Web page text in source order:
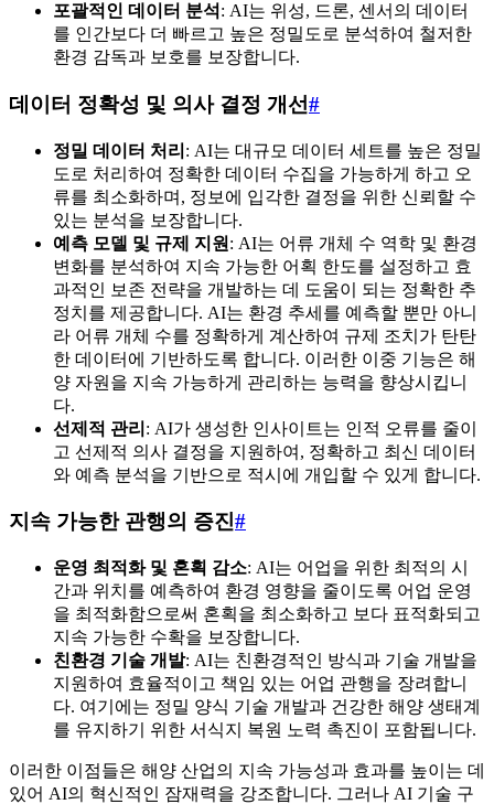
포괄적인 데이터 분석 : AI는 위성, 드론, 센서의 데이터
를 인간보다 더 빠르고 높은 정밀도로 분석하여 철저한
환경 감독과 보호를 보장합니다.
데이터 정확성 및 의사 결정 개선#
정밀 데이터 처리 : AI는 대규모 데이터 세트를 높은 정밀
도로 처리하여 정확한 데이터 수집을 가능하게 하고 오
류를 최소화하며, 정보에 입각한 결정을 위한 신뢰할 수
있는 분석을 보장합니다.
예측 모델 및 규제 지원 : AI는 어류 개체 수 역학 및 환경
변화를 분석하여 지속 가능한 어획 한도를 설정하고 효
과적인 보존 전략을 개발하는 데 도움이 되는 정확한 추
정치를 제공합니다. AI는 환경 추세를 예측할 뿐만 아니
라 어류 개체 수를 정확하게 계산하여 규제 조치가 탄탄
한 데이터에 기반하도록 합니다. 이러한 이중 기능은 해
양 자원을 지속 가능하게 관리하는 능력을 향상시킵니
다.
선제적 관리 : AI가 생성한 인사이트는 인적 오류를 줄이
고 선제적 의사 결정을 지원하여, 정확하고 최신 데이터
와 예측 분석을 기반으로 적시에 개입할 수 있게 합니다.
지속 가능한 관행의 증진#
운영 최적화 및 혼획 감소: AI는 어업을 위한 최적의 시
간과 위치를 예측하여 환경 영향을 줄이도록 어업 운영
을 최적화함으로써 혼획을 최소화하고 보다 표적화되고
지속 가능한 수확을 보장합니다.
친환경 기술 개발: AI는 친환경적인 방식과 기술 개발을
지원하여 효율적이고 책임 있는 어업 관행을 장려합니
다. 여기에는 정밀 양식 기술 개발과 건강한 해양 생태계
를 유지하기 위한 서식지 복원 노력 촉진이 포함됩니다.
이러한 이점들은 해양 산업의 지속 가능성과 효과를 높이는 데
있어 AI의 혁신적인 잠재력을 강조합니다. 그러나 AI 기술 구